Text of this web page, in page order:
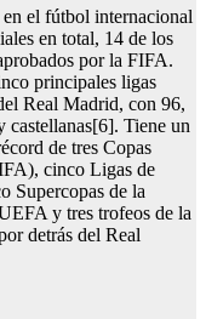
el fútbol internacional
en total, 14 de los
por la FIFA.
principales ligas
Real Madrid, con 96,
castellanas[6]. Tiene un
de tres Copas
cinco Ligas de
Supercopas de la
y tres trofeos de la
detrás del Real